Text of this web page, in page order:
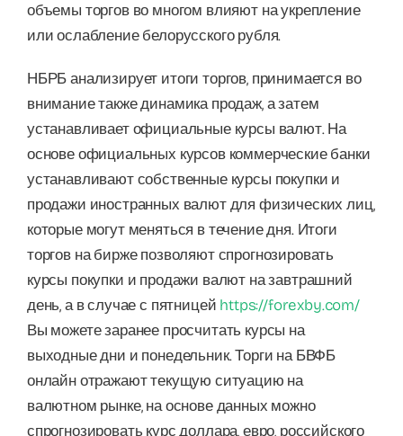
объемы торгов во многом влияют на укрепление
или ослабление белорусского рубля.
НБРБ анализирует итоги торгов, принимается во
внимание также динамика продаж, а затем
устанавливает официальные курсы валют. На
основе официальных курсов коммерческие банки
устанавливают собственные курсы покупки и
продажи иностранных валют для физических лиц,
которые могут меняться в течение дня. Итоги
торгов на бирже позволяют спрогнозировать
курсы покупки и продажи валют на завтрашний
день, а в случае с пятницей https://forexby.com/
Вы можете заранее просчитать курсы на
выходные дни и понедельник. Торги на БВФБ
онлайн отражают текущую ситуацию на
валютном рынке, на основе данных можно
спрогнозировать курс доллара, евро, российского